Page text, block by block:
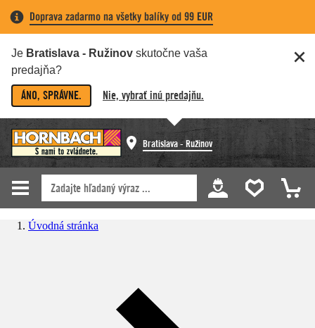
Doprava zadarmo na všetky balíky od 99 EUR
Je Bratislava - Ružinov skutočne vaša
predajňa?
ÁNO, SPRÁVNE. Nie, vybrať inú predajňu.
Bratislava - Ružinov
Úvodná stránka